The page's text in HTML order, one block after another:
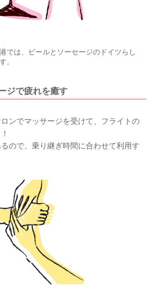
では、ビールとソーセージのドイツらし
。
ジで疲れを癒す
ンでマッサージを受けて、フライトの
ので、乗り継ぎ時間に合わせて利用す